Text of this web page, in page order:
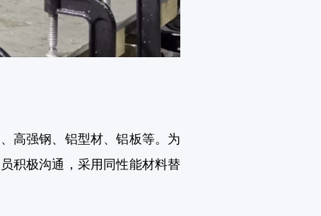
高强钢、铝型材、铝板等。为
积极沟通，采用同性能材料替